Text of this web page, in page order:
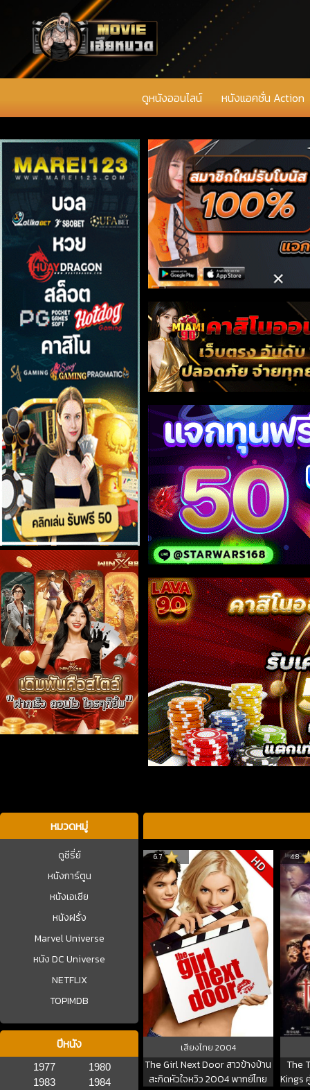
ดูหนังออนไลน์ หนังแอคชั่น Action
หมวดหมู่
ดูซีรี่ย์
หนังการ์ตูน
หนังเอเชีย
หนังฝรั่ง
Marvel Universe
หนัง DC Universe
NETFLIX
TOPIMDB
ปีหนัง
1977
1980
1983
1984
6.7 HD
เสียงไทย 2004
The Girl Next Door สาวข้างบ้าน
สะกิดหัวใจหวิว 2004 พากย์ไทย
4.8
The
Kings